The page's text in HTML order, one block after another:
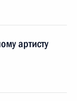
артисту